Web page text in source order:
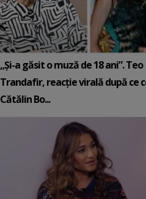
„Și-a găsit o muză de 18 ani”. Teo
Trandafir, reacție virală după ce
Cătălin Bo...